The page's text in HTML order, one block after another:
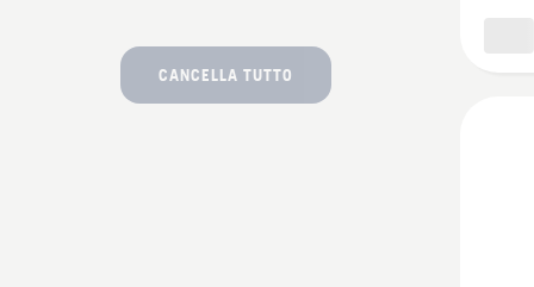
CANCELLA TUTTO